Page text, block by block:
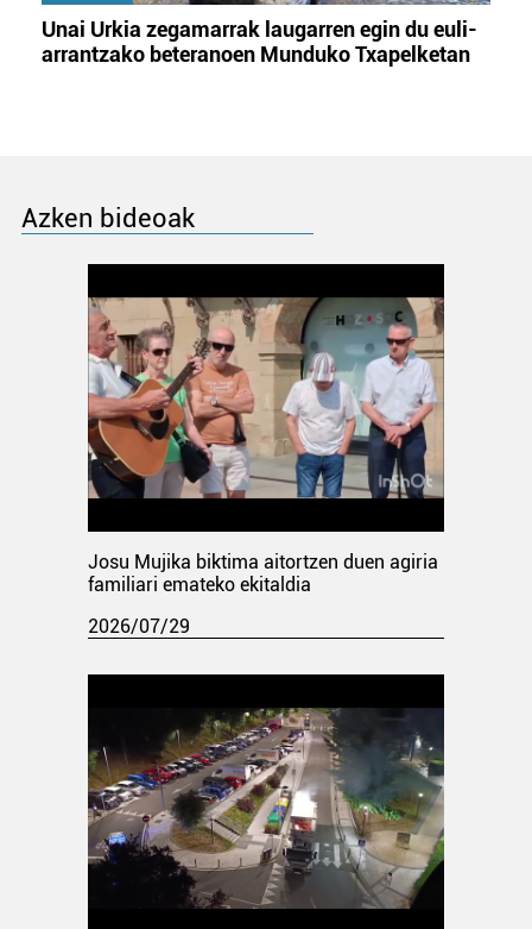
Unai Urkia zegamarrak laugarren egin du euli-
arrantzako beteranoen Munduko Txapelketan
Azken bideoak
Josu Mujika biktima aitortzen duen agiria
familiari emateko ekitaldia
2026/07/29